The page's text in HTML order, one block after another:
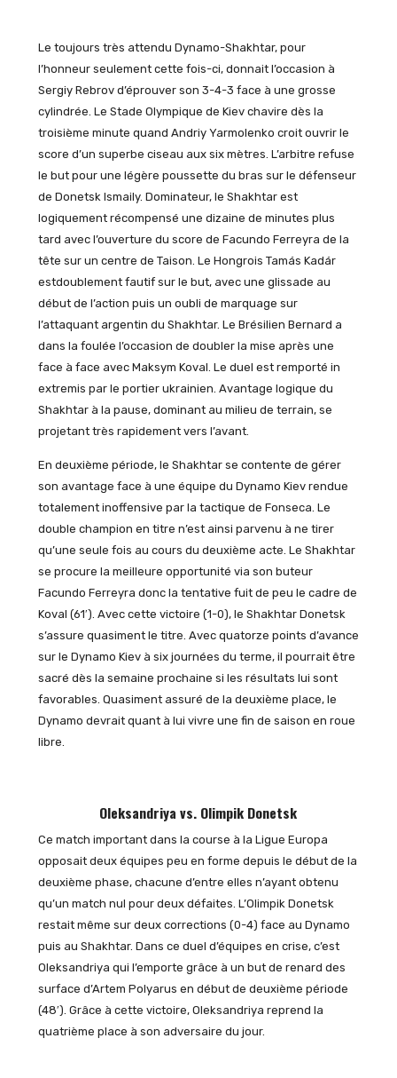
Le toujours très attendu Dynamo-Shakhtar, pour
l’honneur seulement cette fois-ci, donnait l’occasion à
Sergiy Rebrov d’éprouver son 3-4-3 face à une grosse
cylindrée. Le Stade Olympique de Kiev chavire dès la
troisième minute quand Andriy Yarmolenko croit ouvrir le
score d’un superbe ciseau aux six mètres. L’arbitre refuse
le but pour une légère poussette du bras sur le défenseur
de Donetsk Ismaily. Dominateur, le Shakhtar est
logiquement récompensé une dizaine de minutes plus
tard avec l’ouverture du score de Facundo Ferreyra de la
tête sur un centre de Taison. Le Hongrois Tamás Kadár
estdoublement fautif sur le but, avec une glissade au
début de l’action puis un oubli de marquage sur
l’attaquant argentin du Shakhtar. Le Brésilien Bernard a
dans la foulée l’occasion de doubler la mise après une
face à face avec Maksym Koval. Le duel est remporté in
extremis par le portier ukrainien. Avantage logique du
Shakhtar à la pause, dominant au milieu de terrain, se
projetant très rapidement vers l’avant.
En deuxième période, le Shakhtar se contente de gérer
son avantage face à une équipe du Dynamo Kiev rendue
totalement inoffensive par la tactique de Fonseca. Le
double champion en titre n’est ainsi parvenu à ne tirer
qu’une seule fois au cours du deuxième acte. Le Shakhtar
se procure la meilleure opportunité via son buteur
Facundo Ferreyra donc la tentative fuit de peu le cadre de
Koval (61′). Avec cette victoire (1-0), le Shakhtar Donetsk
s’assure quasiment le titre. Avec quatorze points d’avance
sur le Dynamo Kiev à six journées du terme, il pourrait être
sacré dès la semaine prochaine si les résultats lui sont
favorables. Quasiment assuré de la deuxième place, le
Dynamo devrait quant à lui vivre une fin de saison en roue
libre.
Oleksandriya vs. Olimpik Donetsk
Ce match important dans la course à la Ligue Europa
opposait deux équipes peu en forme depuis le début de la
deuxième phase, chacune d’entre elles n’ayant obtenu
qu’un match nul pour deux défaites. L’Olimpik Donetsk
restait même sur deux corrections (0-4) face au Dynamo
puis au Shakhtar. Dans ce duel d’équipes en crise, c’est
Oleksandriya qui l’emporte grâce à un but de renard des
surface d’Artem Polyarus en début de deuxième période
(48′). Grâce à cette victoire, Oleksandriya reprend la
quatrième place à son adversaire du jour.